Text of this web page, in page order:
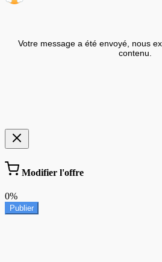
Votre message a été envoyé, nous
contenu.
Modifier l'offre
0%
Publier